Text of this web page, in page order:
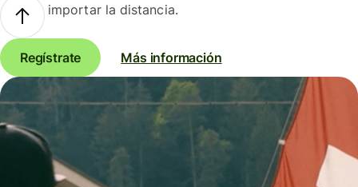
importar la distancia.
Regístrate Más información